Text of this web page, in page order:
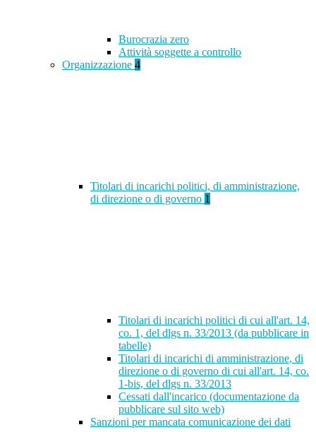
Burocrazia zero
Attività soggette a controllo
Organizzazione 4
Titolari di incarichi politici, di amministrazione,
di direzione o di governo 1
Titolari di incarichi politici di cui all'art. 14,
co. 1, del dlgs n. 33/2013 (da pubblicare in
tabelle)
Titolari di incarichi di amministrazione, di
direzione o di governo di cui all'art. 14, co.
1-bis, del dlgs n. 33/2013
Cessati dall'incarico (documentazione da
pubblicare sul sito web)
Sanzioni per mancata comunicazione dei dati